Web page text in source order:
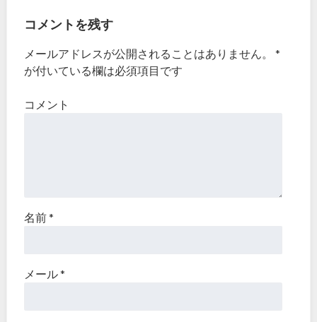
コメントを残す
メールアドレスが公開されることはありません。
*
が付いている欄は必須項目です
コメント
名前*
メール*